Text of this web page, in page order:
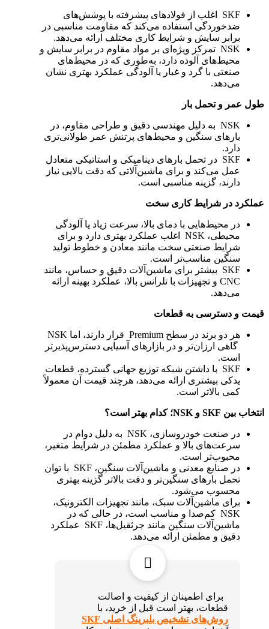
SKF اغلب از فولادهای پیشرفته با پوشش‌های
ضدخوردگی استفاده می‌کند که مقاومت مناسبی در
برابر سایش و شرایط کاری مختلف ارائه می‌دهد.
NSK تمرکز ویژه‌ای بر مواد مقاوم در برابر سایش و
محیط‌های آلوده دارد، به‌طوری که در محیط‌های
صنعتی با گرد و غبار یا آلودگی عملکرد بهتری نشان
می‌دهد.
طول عمر و تحمل بار
NSK به دلیل مهندسی دقیق و طراحی مقاوم، در
بارهای سنگین و محیط‌های پرتنش عمر طولانی‌تری
دارد.
SKF در تحمل بارهای دینامیکی و استاتیکی متعادل
عمل می‌کند و برای ماشین‌آلاتی که دقت بالایی نیاز
دارند، گزینه مناسبی است.
عملکرد در شرایط کاری سخت
در محیط‌هایی با دمای بالا، سرعت زیاد یا آلودگی
محیطی، NSK اغلب عملکرد بهتری دارد و برای
شرایط صنعتی سخت مانند معادن و خطوط تولید
سنگین مناسب‌تر است.
SKF بیشتر برای ماشین‌آلات دقیق و حساس، مانند
CNC و تجهیزات با تلرانس بالا، عملکرد بهینه ارائه
می‌دهد.
قیمت و دسترسی به قطعات
هر دو برند در سطح Premium قرار دارند، اما NSK
گاهی ارزان‌تر و در بازارهای آسیایی دسترس‌پذیرتر
است.
SKF با داشتن شبکه توزیع جهانی گسترده، قطعات
یدکی بیشتری ارائه می‌دهد، هرچند قیمت آن معمولاً
کمی بالاتر است.
انتخاب بین و ؛ کدام بهتر است؟
در صنعت خودروسازی، NSK به دلیل دوام در
سرعت‌های بالا و عملکرد مطمئن در شرایط متغیر،
محبوب‌تر است.
در صنایع معدنی و ماشین‌آلات سنگین، SKF با توان
تحمل بارهای سنگین‌تر و دقت بالاتر گزینه بهتری
محسوب می‌شود.
برای ماشین‌آلات سبک، مانند تجهیزات الکترونیک،
NSK کم‌صدا و مناسب است، در حالی که در
ماشین‌آلات سنگین مانند جرثقیل‌ها، SKF عملکرد
دقیق و مطمئن ارائه می‌دهد.
برای اطمینان از کیفیت و اصالت
قطعات، بهتر است قبل از خرید، با
روش‌های تشخیص بلبرینگ اصلی SKF